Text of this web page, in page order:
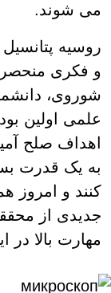
می شوند.
روسیه
و فکری منحصر
شوروی،
علمی اولین
اهداف صلح
به یک قدرت
کنند و امروز
جدیدی از
مهارت بالا در